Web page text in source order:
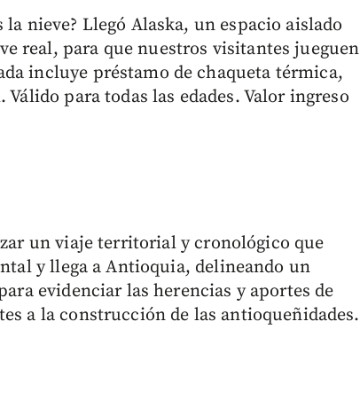
la nieve? Llegó Alaska, un espacio aislado
real, para que nuestros visitantes jueguen
incluye préstamo de chaqueta térmica,
para todas las edades. Valor ingreso
un viaje territorial y cronológico que
y llega a Antioquia, delineando un
evidenciar las herencias y aportes de
a la construcción de las antioqueñidades.